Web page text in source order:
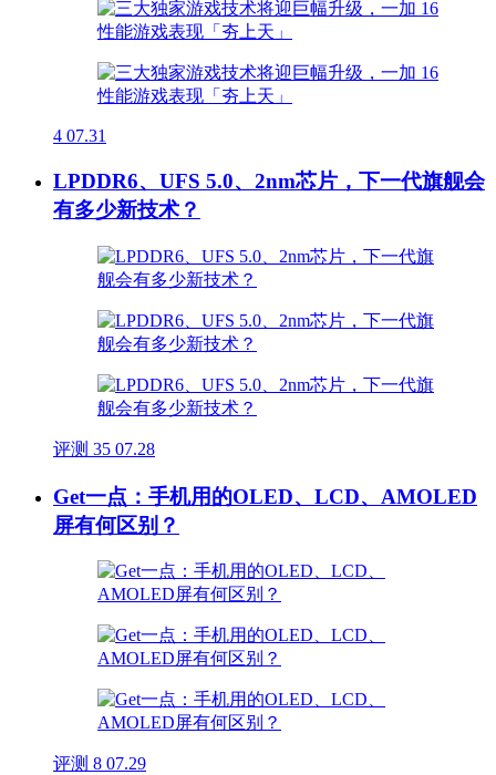
4 07.31
LPDDR6、UFS 5.0、2nm芯片，下一代旗舰会
有多少新技术？
评测 35 07.28
Get一点：手机用的OLED、LCD、AMOLED
屏有何区别？
评测 8 07.29